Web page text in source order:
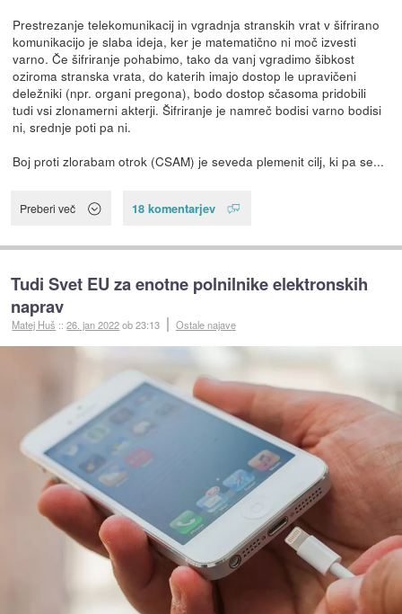
Prestrezanje telekomunikacij in vgradnja stranskih vrat v šifrirano
komunikacijo je slaba ideja, ker je matematično ni moč izvesti
varno. Če šifriranje pohabimo, tako da vanj vgradimo šibkost
oziroma stranska vrata, do katerih imajo dostop le upravičeni
deležniki (npr. organi pregona), bodo dostop sčasoma pridobili
tudi vsi zlonamerni akterji. Šifriranje je namreč bodisi varno bodisi
ni, srednje poti pa ni.
Boj proti zlorabam otrok (CSAM) je seveda plemenit cilj, ki pa se...
Preberi več 18 komentarjev
Tudi Svet EU za enotne polnilnike elektronskih
naprav
Matej Huš ::26. jan 2022ob 23:13 Ostale najave